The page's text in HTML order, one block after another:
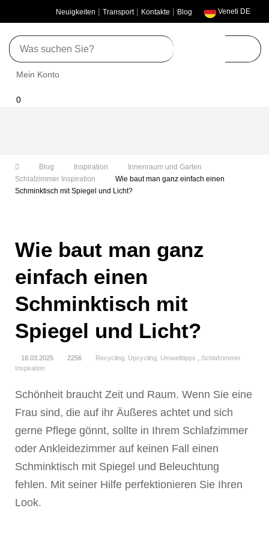
Neuigkeiten|Transport Kontakte|Blog
Veneti DE
Navigation
Blog Inspiration
Innenraum und Garten
Schlafzimmer Inspiration
Wie baut man ganz einfach einen
Schminktisch mit Spiegel und Licht?
Wie baut man ganz
einfach einen
Schminktisch mit
Spiegel und Licht?
18.03.2025 2256 Recycling, Upcycling, Umwelttipps, Schlafzimmer
Inspiration
Schönheit braucht Zeit und Raum. Wenn Sie eine
Frau sind, die auf ihr Äußeres achtet und sich
gerne Pflege gönnt, sollte in Ihrem Schlafzimmer
oder Ankleidezimmer auf keinen Fall einen
Schminktisch mit Spiegel und Beleuchtung fehlen.
Mit seiner Hilfe perfektionieren Sie Ihren Look.